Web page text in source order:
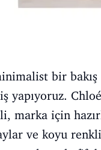
bir
yapıyoruz.
marka için
ve koyu